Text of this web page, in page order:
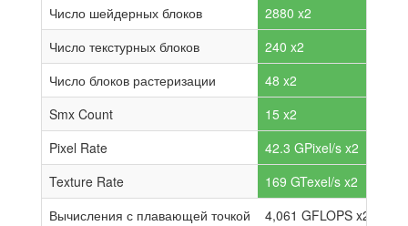
Число шейдерных блоков
2880 x2
Число текстурных блоков
240 x2
Число блоков растеризации
48 x2
Smx Count
15 x2
Pixel Rate
42.3 GPixel/s x2
Texture Rate
169 GTexel/s x2
Вычисления с плавающей точкой
4,061 GFLOPS x2